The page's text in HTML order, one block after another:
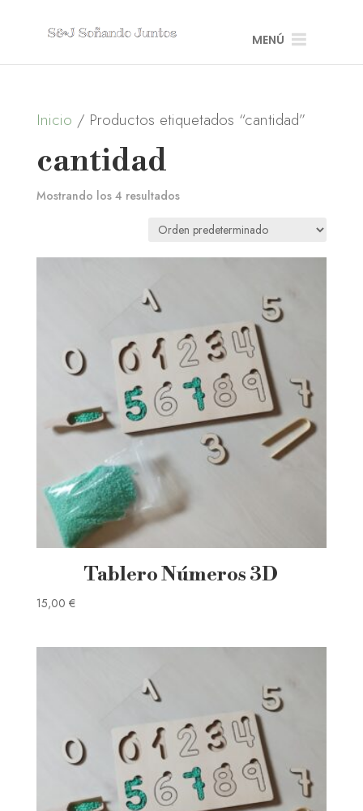
MENÚ
Inicio / Productos etiquetados “cantidad”
cantidad
Mostrando los 4 resultados
Tablero Números 3D
15,00 €